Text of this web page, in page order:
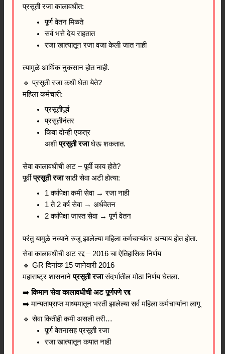
प्रसूती रजा कालावधीत:
पूर्ण वेतन मिळते
सर्व भत्ते देय राहतात
रजा खात्यातून रजा वजा केली जात नाही
त्यामुळे आर्थिक नुकसान होत नाही.
🔹 प्रसूती रजा कधी घेता येते?
महिला कर्मचारी:
प्रसूतीपूर्व
प्रसूतीनंतर
किंवा दोन्ही एकत्र
अशीप्रसूती रजाघेऊ शकतात.
सेवा कालावधीची अट – पूर्वी काय होते?
पूर्वीप्रसूती रजासाठी सेवा अटी होत्या:
1 वर्षापेक्षा कमी सेवा → रजा नाही
1 ते 2 वर्ष सेवा → अर्धवेतन
2 वर्षांपेक्षा जास्त सेवा → पूर्ण वेतन
परंतु यामुळे नव्याने रुजू झालेल्या महिला कर्मचाऱ्यांवर अन्याय होत होता.
सेवा कालावधीची अट रद्द – 2016 चा ऐतिहासिक निर्णय
🔹 GR दिनांक 15 जानेवारी 2016
महाराष्ट्र शासनानेप्रसूती रजासंदर्भातील मोठा निर्णय घेतला.
➡️किमान सेवा कालावधीची अट पूर्णपणे रद्द
➡️ मान्यताप्राप्त माध्यमातून भरती झालेल्या सर्व महिला कर्मचाऱ्यांना लागू
🔹 सेवा कितीही कमी असली तरी…
पूर्ण वेतनासह प्रसूती रजा
रजा खात्यातून कपात नाही